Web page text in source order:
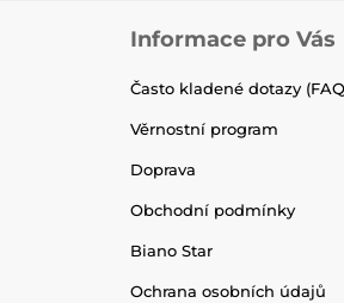
Informace pro Vás
Často kladené dotazy
Věrnostní program
Doprava
Obchodní podmínky
Biano Star
Ochrana osobních údajů